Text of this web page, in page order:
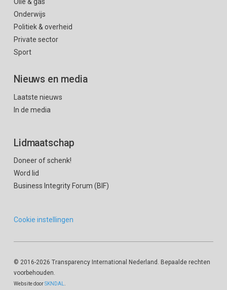
Onderwijs
Politiek & overheid
Private sector
Sport
Nieuws en media
Laatste nieuws
In de media
Lidmaatschap
Doneer of schenk!
Word lid
Business Integrity Forum (BIF)
Cookie instellingen
© 2016-2026 Transparency International Nederland. Bepaalde rechten
voorbehouden.
Website doorSKNDAL.